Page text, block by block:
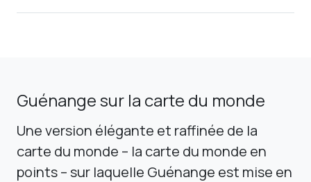
Guénange sur la carte du monde
Une version élégante et raffinée de la
carte du monde – la carte du monde en
points – sur laquelle Guénange est mise en